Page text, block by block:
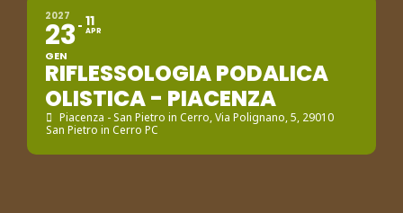
2027
23
GEN
11
APR
RIFLESSOLOGIA PODALICA
OLISTICA - PIACENZA
Piacenza - San Pietro in Cerro, Via Polignano, 5, 29010
San Pietro in Cerro PC